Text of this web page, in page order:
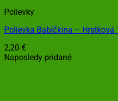
Polievky
Polievka Babičkina –
2,20 €
Naposledy pridané